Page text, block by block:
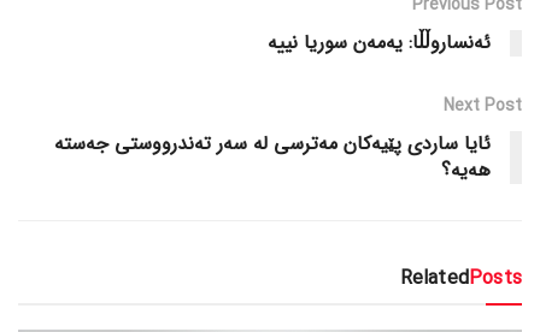
ئەنساروڵڵا: یەمەن سوریا نییە
Next Post
ئایا ساردی پێیەکان مەترسی لە سەر تەندرووستی جەستە
هەیە؟
RelatedPosts